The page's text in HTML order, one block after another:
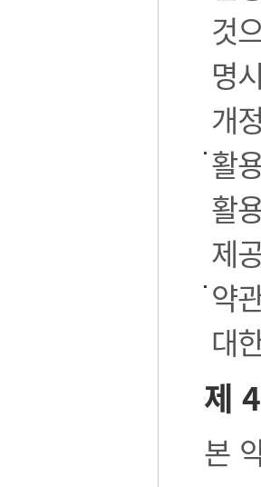
것
명
개
활
활
제
약
대
제
본